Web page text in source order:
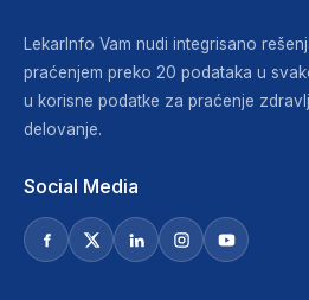
LekarInfo Vam nudi integrisano
praćenjem preko 20 podataka u
u korisne podatke za praćenje
delovanje.
Social Media